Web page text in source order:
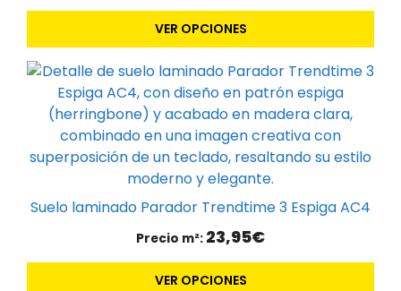
VER OPCIONES
pueden
la
página
producto
Suelo laminado Parador Trendtime 3 Espiga AC4
Precio m²: 23,95€
VER OPCIONES
Este
producto
tiene
múltiples
variantes.
opciones
elegir